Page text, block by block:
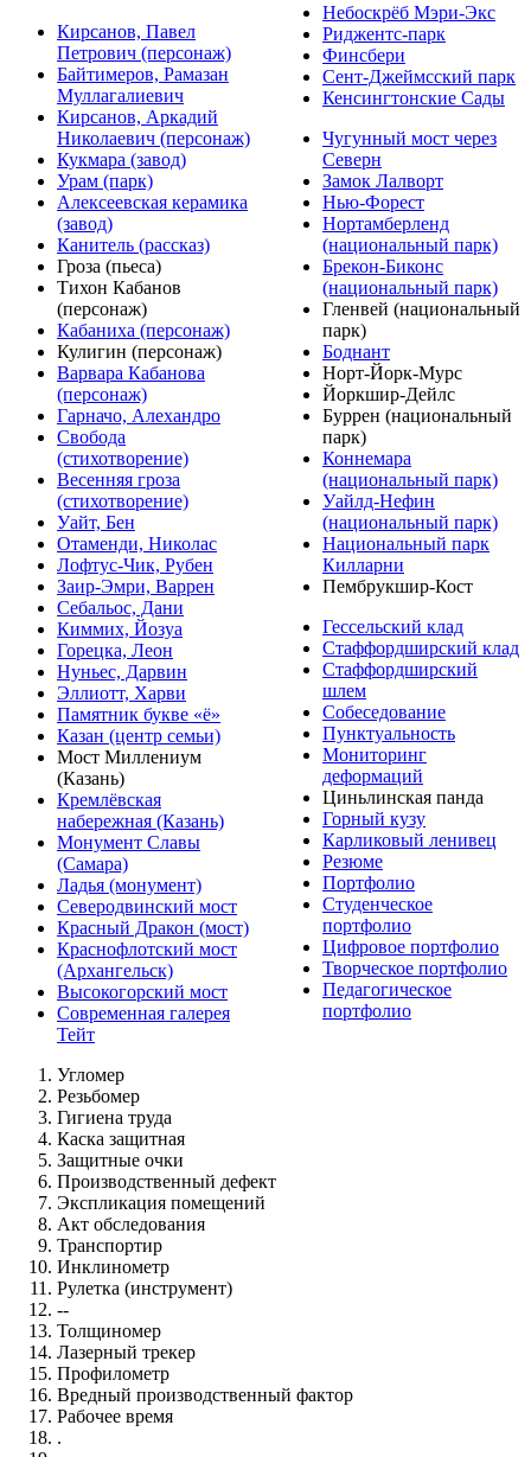
Кирсанов, Павел
Петрович (персонаж)
Байтимеров, Рамазан
Муллагалиевич
Кирсанов, Аркадий
Николаевич (персонаж)
Кукмара (завод)
Урам (парк)
Алексеевская керамика
(завод)
Канитель (рассказ)
Гроза (пьеса)
Тихон Кабанов
(персонаж)
Кабаниха (персонаж)
Кулигин (персонаж)
Варвара Кабанова
(персонаж)
Гарначо, Алехандро
Свобода
(стихотворение)
Весенняя гроза
(стихотворение)
Уайт, Бен
Отаменди, Николас
Лофтус-Чик, Рубен
Заир-Эмри, Варрен
Себальос, Дани
Киммих, Йозуа
Горецка, Леон
Нуньес, Дарвин
Эллиотт, Харви
Памятник букве «ё»
Казан (центр семьи)
Мост Миллениум
(Казань)
Кремлёвская
набережная (Казань)
Монумент Славы
(Самара)
Ладья (монумент)
Северодвинский мост
Красный Дракон (мост)
Краснофлотский мост
(Архангельск)
Высокогорский мост
Современная галерея
Тейт
Небоскрёб Мэри-Экс
Риджентс-парк
Финсбери
Сент-Джеймсский парк
Кенсингтонские Сады
Чугунный мост через
Северн
Замок Лалворт
Нью-Форест
Нортамберленд
(национальный парк)
Брекон-Биконс
(национальный парк)
Гленвей (национальный
парк)
Боднант
Норт-Йорк-Мурс
Йоркшир-Дейлс
Буррен (национальный
парк)
Коннемара
(национальный парк)
Уайлд-Нефин
(национальный парк)
Национальный парк
Килларни
Пембрукшир-Кост
Гессельский клад
Стаффордширский клад
Стаффордширский
шлем
Собеседование
Пунктуальность
Мониторинг
деформаций
Циньлинская панда
Горный кузу
Карликовый ленивец
Резюме
Портфолио
Студенческое
портфолио
Цифровое портфолио
Творческое портфолио
Педагогическое
портфолио
Угломер
Резьбомер
Гигиена труда
Каска защитная
Защитные очки
Производственный дефект
Экспликация помещений
Акт обследования
Транспортир
Инклинометр
Рулетка (инструмент)
--
Толщиномер
Лазерный трекер
Профилометр
Вредный производственный фактор
Рабочее время
.